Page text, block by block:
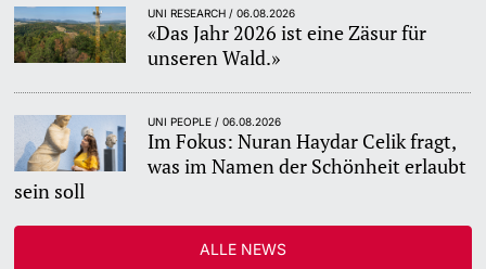
UNI RESEARCH / 06.08.2026
«Das Jahr 2026 ist eine Zäsur für
unseren Wald.»
UNI PEOPLE / 06.08.2026
Im Fokus: Nuran Haydar Celik fragt,
was im Namen der Schönheit erlaubt
sein soll
ALLE NEWS